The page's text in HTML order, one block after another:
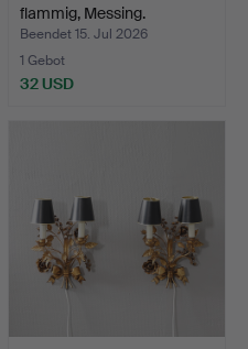
flammig, Messing.
Beendet 15. Jul 2026
1 Gebot
32 USD